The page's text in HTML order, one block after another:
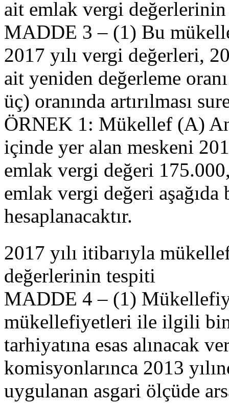
ait emlak vergi değerlerinin
MADDE 3 – (1) Bu
2017 yılı vergi değerleri,
ait yeniden değerleme
üç) oranında artırılması
ÖRNEK 1: Mükellef (A)
içinde yer alan meskeni
emlak vergi değeri
emlak vergi değeri
hesaplanacaktır.
2017 yılı itibarıyla
değerlerinin tespiti
MADDE 4 – (1)
mükellefiyetleri ile ilgili
tarhiyatına esas alınacak
komisyonlarınca 2013
uygulanan asgari ölçüde